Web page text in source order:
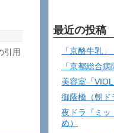
引用
最近の投稿
「京酪牛乳
「京都総合
美容室「
御蔭橋（朝ド
夜ドラ『ミッ
め）